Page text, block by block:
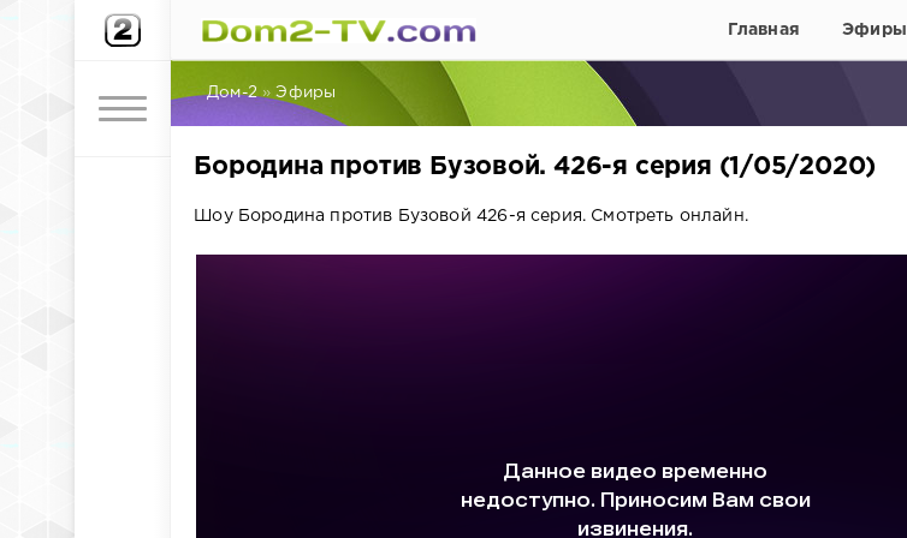
Главная Эфиры
Дом-2 »Эфиры
Бородина против Бузовой. 426-я серия (1/05/2020)
Шоу Бородина против Бузовой 426-я серия. Смотреть онлайн.